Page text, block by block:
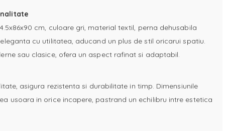
cm, culoare gri, material textil, perna dehusabila
cu utilitatea, aducand un plus de stil oricarui spatiu.
sau clasice, ofera un aspect rafinat si adaptabil.
asigura rezistenta si durabilitate in timp. Dimensiunile
usoara in orice incapere, pastrand un echilibru intre estetica